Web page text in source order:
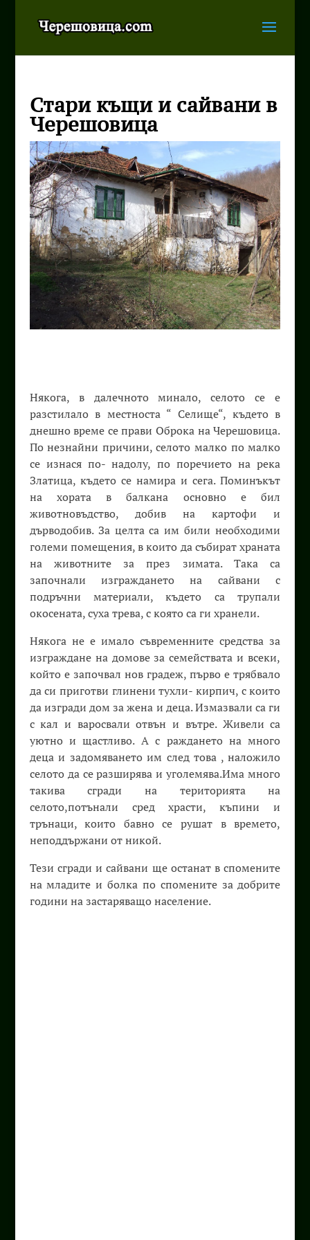
Стари къщи и сайвани в
Черешовица
Някога, в далечното минало, селото се е
разстилало в местноста “ Селище“, където в
днешно време се прави Оброка на Черешовица.
По незнайни причини, селото малко по малко
се изнася по- надолу, по поречието на река
Златица, където се намира и сега. Поминъкът
на хората в балкана основно е бил
животновъдство, добив на картофи и
дърводобив. За целта са им били необходими
големи помещения, в които да събират храната
на животните за през зимата. Така са
започнали изграждането на сайвани с
подръчни материали, където са трупали
окосената, суха трева, с която са ги хранели.
Някога не е имало съвременните средства за
изграждане на домове за семействата и всеки,
който е започвал нов градеж, първо е трябвало
да си приготви глинени тухли- кирпич, с които
да изгради дом за жена и деца. Измазвали са ги
с кал и варосвали отвън и вътре. Живели са
уютно и щастливо. А с раждането на много
деца и задомяването им след това , наложило
селото да се разширява и уголемява.Има много
такива сгради на територията на
селото,потънали сред храсти, къпини и
трънаци, които бавно се рушат в времето,
неподдържани от никой.
Тези сгради и сайвани ще останат в спомените
на младите и болка по спомените за добрите
години на застаряващо население.